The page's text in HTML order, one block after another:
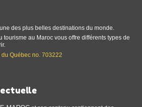
des plus belles destinations du monde.
tourisme au Maroc vous offre différents types de
Québec no. 703222